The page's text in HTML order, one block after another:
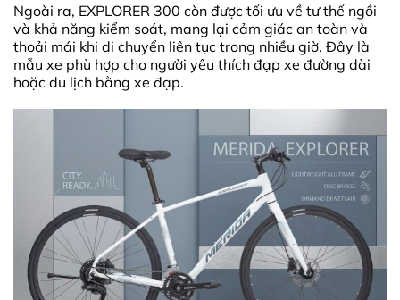
Ngoài ra, EXPLORER 300 còn được tối ưu về tư thế ngồi
và khả năng kiểm soát, mang lại cảm giác an toàn và
thoải mái khi di chuyển liên tục trong nhiều giờ. Đây là
mẫu xe phù hợp cho người yêu thích đạp xe đường dài
hoặc du lịch bằng xe đạp.